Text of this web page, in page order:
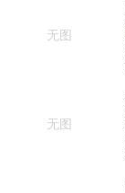
无图
无图